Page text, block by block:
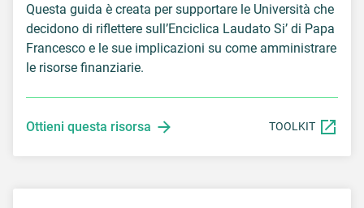
Questa guida è creata per supportare le Università che
decidono di riflettere sull’Enciclica Laudato Si’ di Papa
Francesco e le sue implicazioni su come amministrare
le risorse finanziarie.
Ottieni questa risorsa TOOLKIT